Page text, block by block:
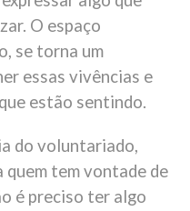
O espaço
se torna um
essas vivências e
estão sentindo.
do voluntariado,
quem tem vontade de
é preciso ter algo